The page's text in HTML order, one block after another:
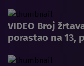
VIDEO Broj
porastao na 13,